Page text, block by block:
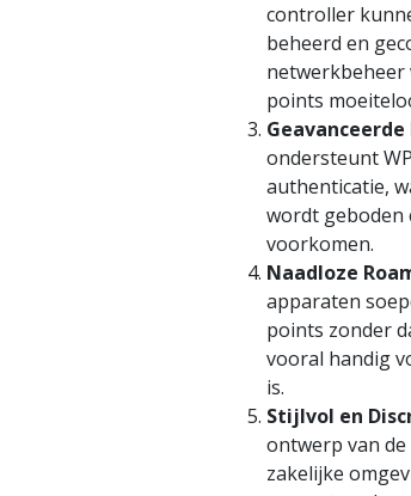
controller
beheerd en
netwerkbeheer
points
ondersteunt
authenticatie,
wordt
voorkomen.
Naadloze
apparaten
points zonder
vooral handig
is.
Stijlvol en
ontwerp van de
zakelijke